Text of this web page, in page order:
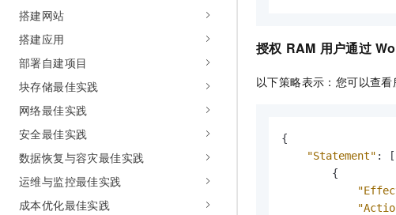
搭建网站
搭建应用
部署自建项目
块存储最佳实践
网络最佳实践
安全最佳实践
数据恢复与容灾最佳实践
运维与监控最佳实践
成本优化最佳实践
授权 RAM 用户通过
以下策略表示：您可以查看
{
"Statement" :
[
{